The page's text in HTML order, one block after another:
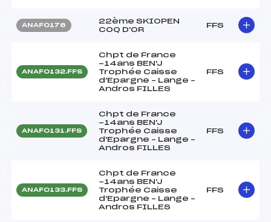
ANAF0176
22ème SKIOPEN
COQ D'OR
FFS
ANAF0132.FFS
Chpt de France
-14ans BEN'J
Trophée Caisse
d'Epargne – Lange –
Andros FILLES
FFS
ANAF0131.FFS
Chpt de France
-14ans BEN'J
Trophée Caisse
d'Epargne – Lange –
Andros FILLES
FFS
ANAF0133.FFS
Chpt de France
-14ans BEN'J
Trophée Caisse
d'Epargne – Lange –
Andros FILLES
FFS